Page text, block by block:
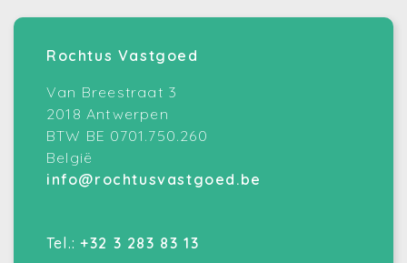
Rochtus Vastgoed
Van Breestraat 3
2018 Antwerpen
BTW BE 0701.750.260
België
info@rochtusvastgoed.be
Tel.: +32 3 283 83 13